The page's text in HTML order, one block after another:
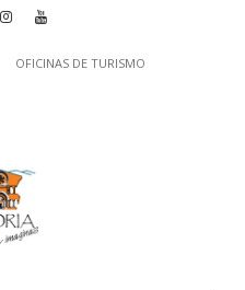
OFICINAS DE TURISMO